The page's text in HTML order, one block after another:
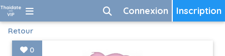
Inscription
Connexion
Retour
0